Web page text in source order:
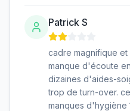
Patrick S
cadre magnifique et
manque d'écoute
dizaines d'aides-
trop de turn-over.
manques d'hygiène